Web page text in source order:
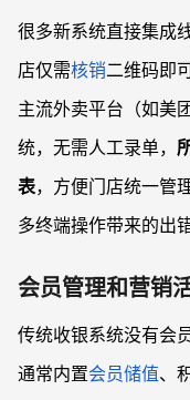
很多新系统直接集成
店仅需核销二维码即
主流外卖平台（如美
统，无需人工录单，
表，方便门店统一管
多终端操作带来的出错
会员管理和营销
传统收银系统没有会
通常内置会员储值、